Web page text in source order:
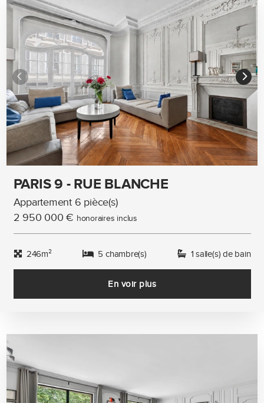
PARIS 9 - RUE BLANCHE
Appartement 6 pièce(s)
2 950 000 € honoraires inclus
246m² 5 chambre(s) 1 salle(s) de bain
En voir plus